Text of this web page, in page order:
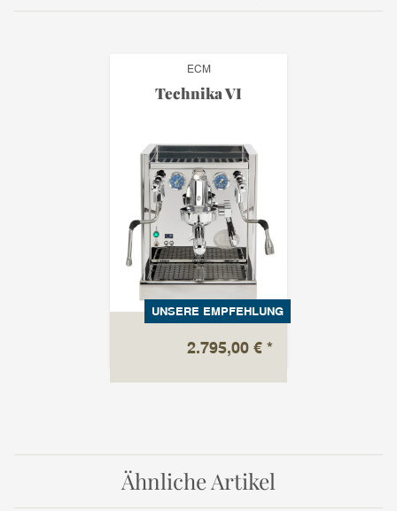
ECM
Technika VI
UNSERE EMPFEHLUNG
2.795,00 € *
Ähnliche Artikel